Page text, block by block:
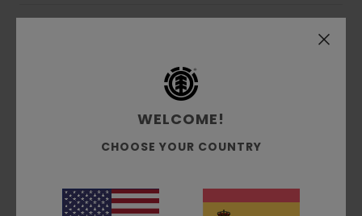
Camiseta Verde Hombre
Código de color
Características
con pigmentos
WELCOME!
CHOOSE YOUR COUNTRY